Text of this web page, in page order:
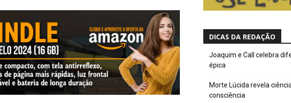
DICAS DA REDAÇÃO
Joaquim e Call celebra
épica
Morte Lúcida revela
consciência